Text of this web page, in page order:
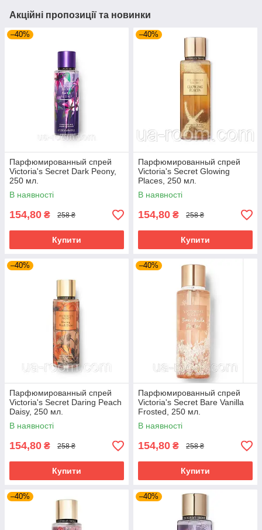
Акційні пропозиції та новинки
–40%
Парфюмированный спрей
Victoria's Secret Dark Peony,
250 мл.
В наявності
154,80 ₴ 258 ₴
Купити
–40%
Парфюмированный спрей
Victoria's Secret Glowing
Places, 250 мл.
В наявності
154,80 ₴ 258 ₴
Купити
–40%
Парфюмированный спрей
Victoria's Secret Daring Peach
Daisy, 250 мл.
В наявності
154,80 ₴ 258 ₴
Купити
–40%
Парфюмированный спрей
Victoria's Secret Bare Vanilla
Frosted, 250 мл.
В наявності
154,80 ₴ 258 ₴
Купити
–40% –40%